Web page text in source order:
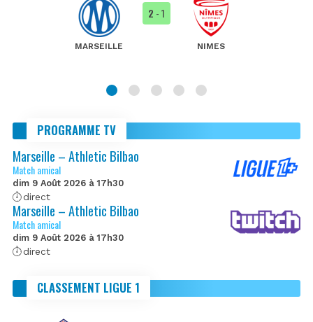
MARSEILLE
2 - 1
NIMES
PROGRAMME TV
Marseille – Athletic Bilbao
Match amical
dim 9 Août 2026 à 17h30
direct
Marseille – Athletic Bilbao
Match amical
dim 9 Août 2026 à 17h30
direct
CLASSEMENT LIGUE 1